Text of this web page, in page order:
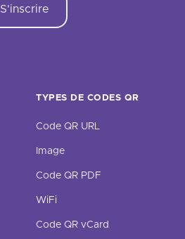
S'inscrire
TYPES DE CODES QR
Code QR URL
Image
Code QR PDF
WiFi
Code QR vCard